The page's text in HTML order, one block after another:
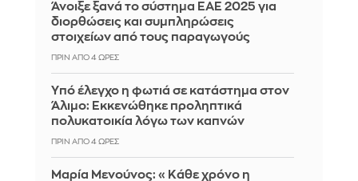
Άνοιξε ξανά το σύστημα ΕΑΕ 2025 για
διορθώσεις και συμπληρώσεις
στοιχείων από τους παραγωγούς
ΠΡΙΝ ΑΠΌ 4 ΏΡΕΣ
Yπό έλεγχο η φωτιά σε κατάστημα στον
Άλιμο: Εκκενώθηκε προληπτικά
πολυκατοικία λόγω των καπνών
ΠΡΙΝ ΑΠΌ 4 ΏΡΕΣ
Μαρία Μενούνος: «Κάθε χρόνο η